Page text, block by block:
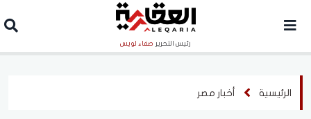
رئيس التحرير صفاء لويس
الرئيسية أخبار مصر